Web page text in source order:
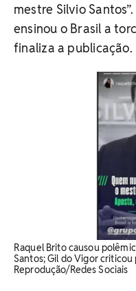
mestre Silvio
ensinou o Brasil a
finaliza a publicação.
Raquel Brito causou
Santos; Gil do Vigor
Reprodução/Redes Sociais